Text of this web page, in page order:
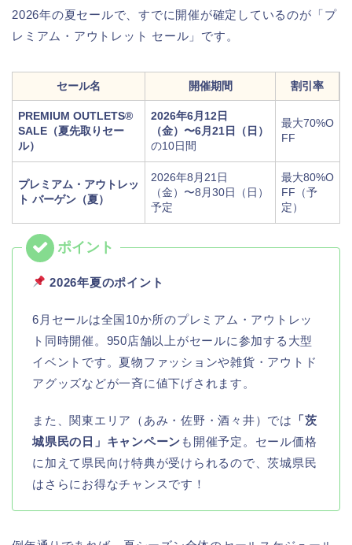
2026年の夏セールで、すでに開催が確定しているのが「プ
レミアム・アウトレット セール」です。
セール名 開催期間 割引率
PREMIUM OUTLETS®
SALE（夏先取りセー
ル）
2026年6月12日
（金）〜6月21日（日）
の10日間
最大70%O
FF
プレミアム・アウトレッ
ト バーゲン（夏）
2026年8月21日
（金）〜8月30日（日）
予定
最大80%O
FF（予
定）
2026年夏のポイント
6月セールは全国10か所のプレミアム・アウトレッ
ト同時開催。950店舗以上がセールに参加する大型
イベントです。夏物ファッションや雑貨・アウトド
アグッズなどが一斉に値下げされます。
また、関東エリア（あみ・佐野・酒々井）では
「茨
城県民の日」キャンペーン も開催予定。セール価格
に加えて県民向け特典が受けられるので、茨城県民
はさらにお得なチャンスです！